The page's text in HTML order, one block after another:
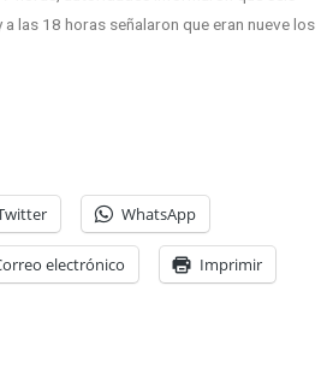
las 18 horas señalaron que eran nueve los
WhatsApp
electrónico Imprimir